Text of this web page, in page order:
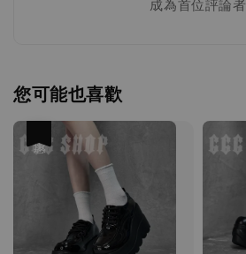
成為首位評論者
您可能也喜歡